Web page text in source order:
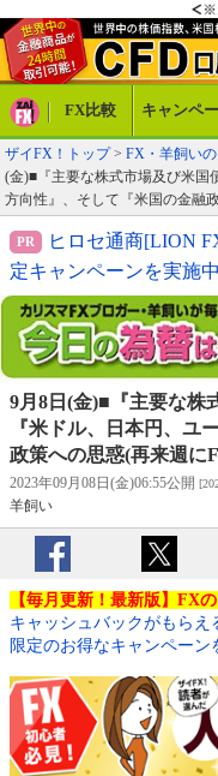
FX比較 キャンペ
ザイFX！トップ> FX・羊飼い
(金)■『主要な株式市場及び米国
方向性』、そして『米国の金融
ヒロセ通商[LION
定キャンペーンを実施中
9月8日(金)■『主要な株
『米ドル、日本円、ユ
政策への思惑(再来週に
2023年09月08日(金)06:55公開
羊飼い
【毎月更新！最新版】FX
キャッシュバックがもらえ
限定のお得なキャンペーン